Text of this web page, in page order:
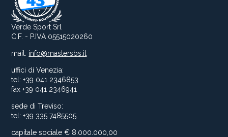
Verde Sport Srl
C.F. - P.IVA 05515020260
mail: info@mastersbs.it
uffici di Venezia:
tel: +39 041 2346853
fax +39 041 2346941
sede di Treviso:
tel: +39 335 7485505
capitale sociale € 8.000.000,00